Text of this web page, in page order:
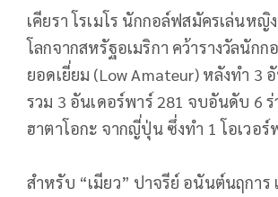
เคียรา โรเมโร นักกอล์ฟสมัครเล่นหญิ
โลกจากสหรัฐอเมริกา คว้ารางวัลนัก
ยอดเยี่ยม (Low Amateur) หลังทำ 3
รวม 3 อันเดอร์พาร์ 281 จบอันดับ 6
ฮาตาโอกะ จากญี่ปุ่น ซึ่งทำ 1 โอเวอร์
สำหรับ “เมียว” ปาจรีย์ อนันต์นฤการ